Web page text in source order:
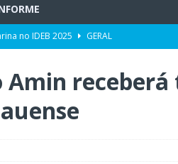
no IDEB 2025
GERAL
programação
GERAL
após revitalização
Amin